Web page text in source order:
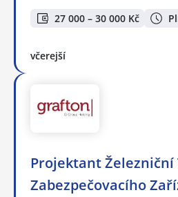
27 000 – 30 000 Kč
včerejší
Projektant Železniční
Zabezpečovacího